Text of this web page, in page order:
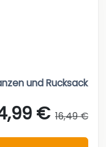
und Rucksack
€ 16,49 €